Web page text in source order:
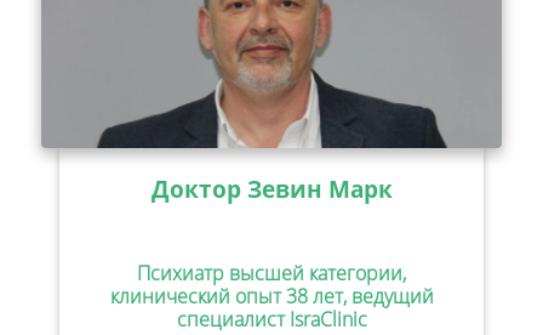
Доктор Зевин Марк
Психиатр высшей категории,
клинический опыт 38 лет, ведущий
специалист IsraClinic